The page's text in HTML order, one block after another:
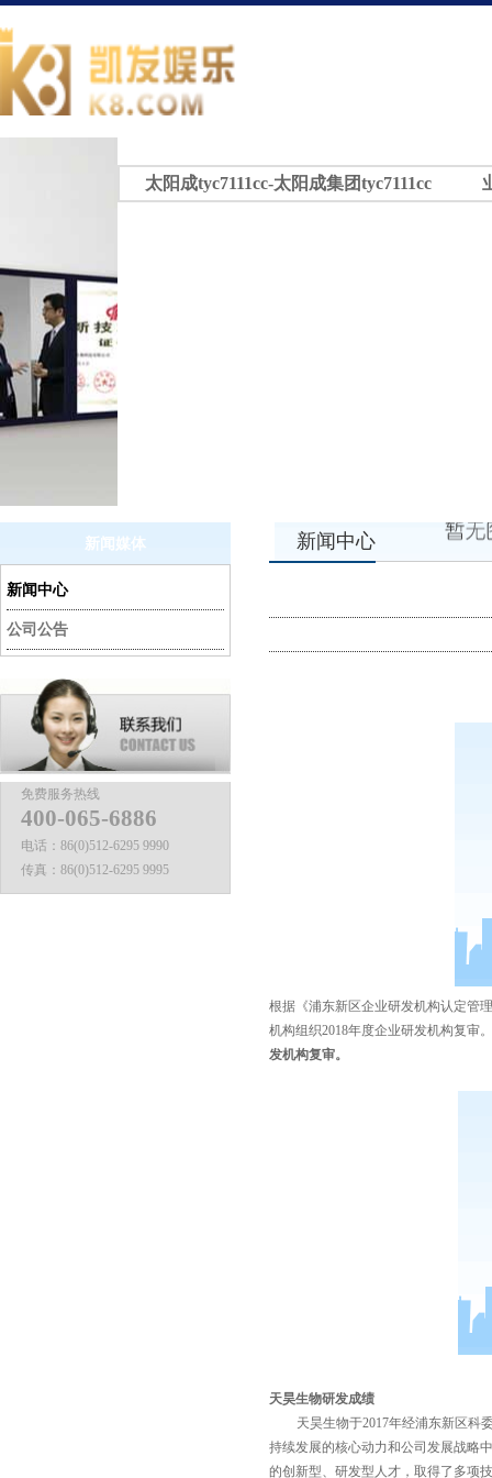
太阳成tyc7111cc-太阳成集团tyc7111cc
新闻媒体
新闻中心
公司公告
免费服务热线
400-065-6886
电话： 86(0)512-6295 9990
传真： 86(0)512-6295 9995
新闻中心
根据《浦东新区企业研发机构认定管
机构组织2018年度企业研发机构复审
发机构复审。
天昊生物研发成绩
天昊生物于2017年经浦东新区科
持续发展的核心动力和公司发展战略
的创新型、研发型人才 ，取得了多项